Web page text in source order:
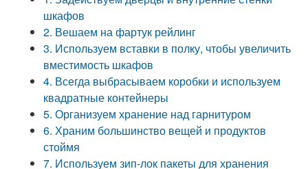
шкафов
2. Вешаем на фартук рейлинг
3. Используем вставки в полку, чтобы увеличить
вместимость шкафов
4. Всегда выбрасываем коробки и используем
квадратные контейнеры
5. Организуем хранение над гарнитуром
6. Храним большинство вещей и продуктов
стоймя
7. Используем зип-лок пакеты для хранения